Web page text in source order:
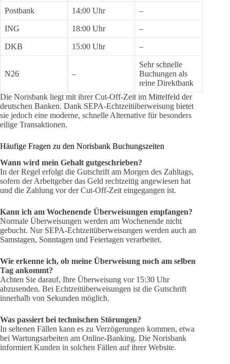
Postbank 14:00 Uhr –
ING 18:00 Uhr –
DKB 15:00 Uhr –
N26 –
Sehr schnelle
Buchungen als
reine Direktbank
Die Norisbank liegt mit ihrer Cut-Off-Zeit im Mittelfeld der
deutschen Banken. Dank SEPA-Echtzeitüberweisung bietet
sie jedoch eine moderne, schnelle Alternative für besonders
eilige Transaktionen.
Häufige Fragen zu den Norisbank Buchungszeiten
Wann wird mein Gehalt gutgeschrieben?
In der Regel erfolgt die Gutschrift am Morgen des Zahltags,
sofern der Arbeitgeber das Geld rechtzeitig angewiesen hat
und die Zahlung vor der Cut-Off-Zeit eingegangen ist.
Kann ich am Wochenende Überweisungen empfangen?
Normale Überweisungen werden am Wochenende nicht
gebucht. Nur SEPA-Echtzeitüberweisungen werden auch an
Samstagen, Sonntagen und Feiertagen verarbeitet.
Wie erkenne ich, ob meine Überweisung noch am selben
Tag ankommt?
Achten Sie darauf, Ihre Überweisung vor 15:30 Uhr
abzusenden. Bei Echtzeitüberweisungen ist die Gutschrift
innerhalb von Sekunden möglich.
Was passiert bei technischen Störungen?
In seltenen Fällen kann es zu Verzögerungen kommen, etwa
bei Wartungsarbeiten am Online-Banking. Die Norisbank
informiert Kunden in solchen Fällen auf ihrer Website.